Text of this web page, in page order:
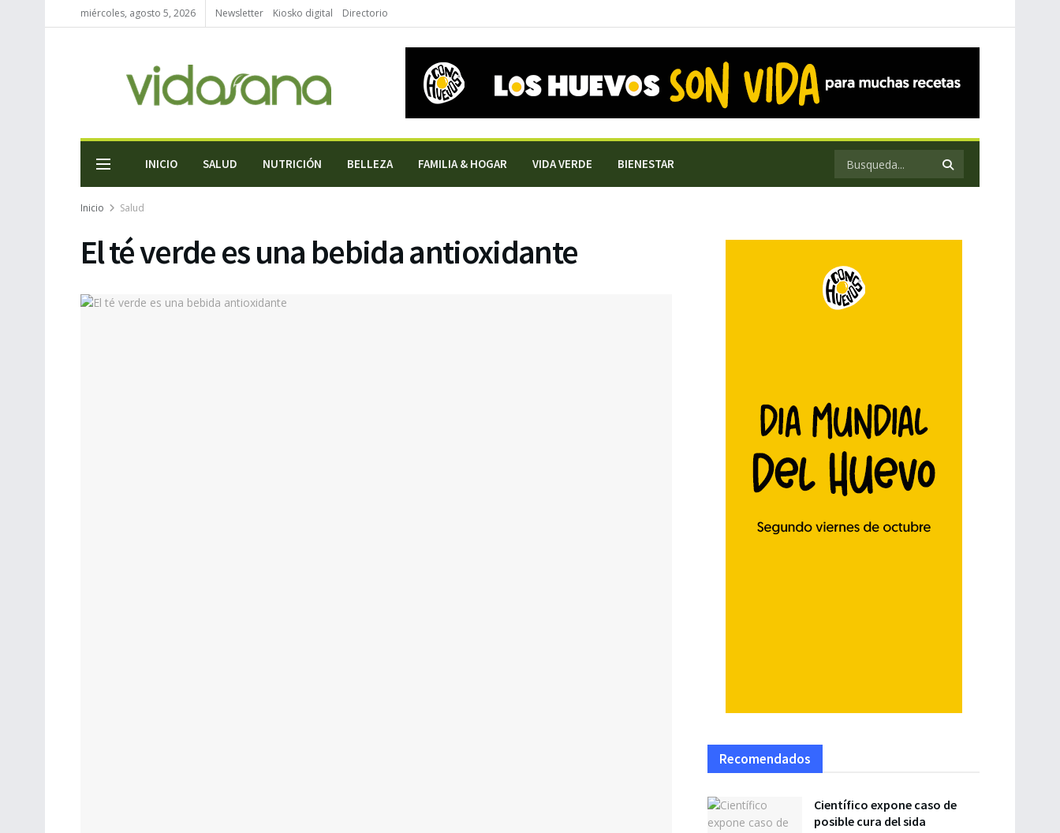
miércoles, agosto 5, 2026 Newsletter Kiosko digital Directorio
INICIO SALUD NUTRICIÓN BELLEZA FAMILIA & HOGAR VIDA VERDE BIENESTAR
Inicio Salud
El té verde es una bebida antioxidante
Recomendados
Científico expone caso de
posible cura del sida